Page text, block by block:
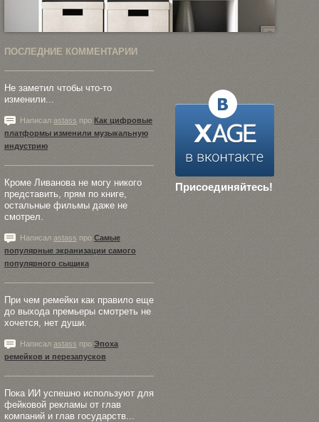
ПОСЛЕДНИЕ КОММЕНТАРИИ
Присоединяйтесь!
Не заметил чтобы что-то
изменили...
Написал astass про Как цифровые
платформы изменили музыкальную
индустрию
Кроме Ливанова не могу никого
представить, прям по книге,
остальные фильмы даже не
смотрел.
Написал astass про Самые
популярные экранизации самого
популярного сыщика
При чем ремейки как правило еще
до выхода премьеры смотреть не
хочется, нет души.
Написал astass про Эпоха
ремейков и перезапусков
Пока ИИ успешно используют для
фейковой рекламы от глав
компаний и глав государств...